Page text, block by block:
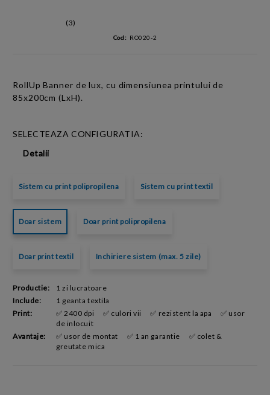
(3)
Cod: RO020-2
RollUp Banner de lux, cu dimensiunea printului de
85x200cm(LxH).
SELECTEAZA CONFIGURATIA:
Detalii
Sistem cu print polipropilena Sistem cu print textil
Doar sistem Doar print polipropilena
Doar print textil Inchiriere sistem (max. 5 zile)
Productie:
1 zi lucratoare
Include:
1 geanta textila
Print:
✅ 2400 dpi ✅ culori vii ✅ rezistent la apa
✅ usor
de inlocuit
Avantaje:
✅ usor de montat ✅ 1 an garantie
✅ colet &
greutate mica